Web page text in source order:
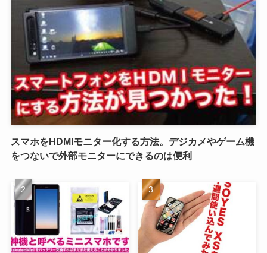
スマホをHDMIモニター化する方法。デジカメやゲーム機
をつないで外部モニターにできるのは便利